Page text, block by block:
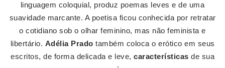
linguagem coloquial, produz poemas leves e de uma
suavidade marcante. A poetisa ficou conhecida por retratar
o cotidiano sob o olhar feminino, mas não feminista e
libertário. Adélia Prado também coloca o erótico em seus
escritos, de forma delicada e leve, características de sua